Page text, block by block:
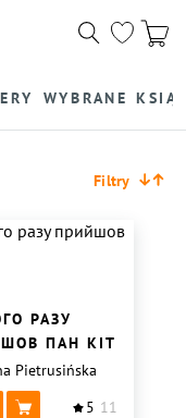
WYBRANE
Filtry
РАЗУ
ПАН КІТ
Pietrusińska
5 11